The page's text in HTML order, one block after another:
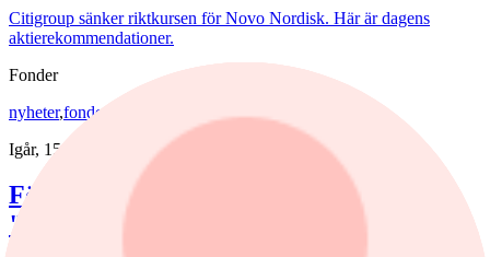
Citigroup sänker riktkursen för Novo Nordisk. Här är dagens
aktierekommendationer.
Fonder
nyheter,fonder
Igår, 15:58
Förvaltaren efter Troax rusning:
"Fortsatt stor potential"